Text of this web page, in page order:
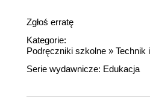
Zgłoś erratę
Kategorie:
Podręczniki szkolne » Technik
Serie wydawnicze: Edukacja